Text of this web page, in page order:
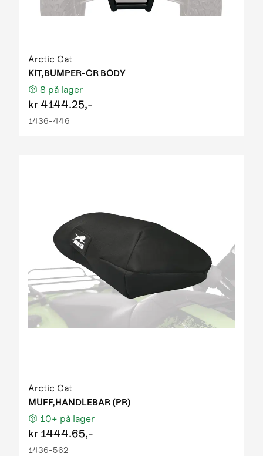
Arctic Cat
KIT,BUMPER-CR BODY
8 på lager
kr4144.25,-
1436-446
Arctic Cat
MUFF,HANDLEBAR (PR)
10+ på lager
kr 1444.65,-
1436-562